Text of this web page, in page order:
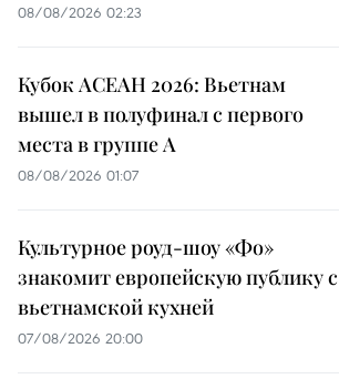
08/08/2026 02:23
Кубок АСЕАН 2026: Вьетнам
вышел в полуфинал с первого
места в группе A
08/08/2026 01:07
Культурное роуд-шоу «Фо»
знакомит европейскую публику с
вьетнамской кухней
07/08/2026 20:00